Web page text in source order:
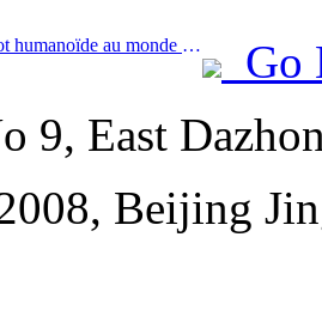
Prev:Le premier robot humanoïde au monde dédié aux services de restauration multi-scénarios a été dévoilé.
Go
9, East
Beijing